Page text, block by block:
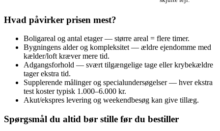
Hvad påvirker prisen mest?
Boligareal og antal etager — større areal = flere timer.
Bygningens alder og kompleksitet — ældre ejendomme med
kælder/loft kræver mere tid.
Adgangsforhold — svært tilgængelige tage eller krybekældre
tager ekstra tid.
Supplerende målinger og specialundersøgelser — hver ekstra
test koster typisk 1.000–6.000 kr.
Akut/ekspres levering og weekendbesøg kan give tillæg.
Spørgsmål du altid bør stille før du bestiller